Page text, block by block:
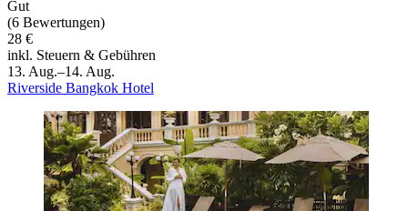
Gut
(6 Bewertungen)
28 €
inkl. Steuern & Gebühren
13. Aug.–14. Aug.
Riverside Bangkok Hotel